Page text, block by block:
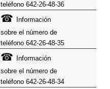
teléfono 642-26-48-36
☎
Información
sobre el número de
teléfono 642-26-48-35
☎
Información
sobre el número de
teléfono 642-26-48-34